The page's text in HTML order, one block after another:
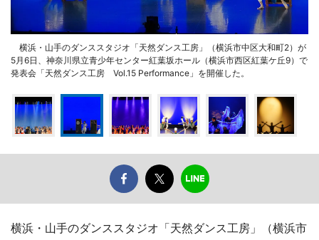
横浜・山手のダンススタジオ「天然ダンス工房」（横浜市中区大和町2）が
5月6日、神奈川県立青少年センター紅葉坂ホール（横浜市西区紅葉ケ丘9）で
発表会「天然ダンス工房 Vol.15 Performance」を開催した。
横浜・山手のダンススタジオ「天然ダンス工房」（横浜市